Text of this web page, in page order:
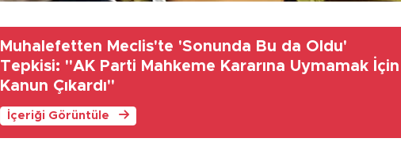
Muhalefetten Meclis'te 'Sonunda Bu da Oldu'
Tepkisi: "AK Parti Mahkeme Kararına Uymamak İçin
Kanun Çıkardı"
İçeriği Görüntüle